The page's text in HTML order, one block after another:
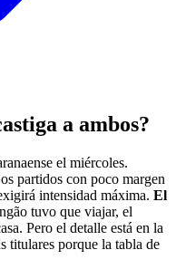
a ambos?
el miércoles.
partidos con poco margen
intensidad máxima. El
tuvo que viajar, el
Pero el detalle está en la
titulares porque la tabla de